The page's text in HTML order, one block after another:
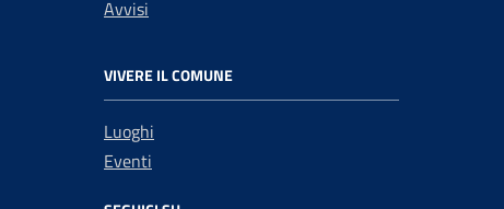
Avvisi
VIVERE IL COMUNE
Luoghi
Eventi